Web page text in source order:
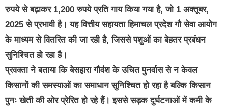
रुपये से बढ़ाकर 1,200 रुपये प्रति गाय किया गया है, जो 1 अक्तूबर,
2025 से प्रभावी है। यह वित्तीय सहायता हिमाचल प्रदेश गौ सेवा आयोग
के माध्यम से वितरित की जा रही है, जिससे पशुओं का बेहतर प्रबंधन
सुनिश्चित हो रहा है।
प्रवक्ता ने बताया कि बेसहारा गौवंश के उचित पुनर्वास से न केवल
किसानों की समस्याओं का समाधान सुनिश्चित हो रहा है बल्कि किसान
पुनः खेती की ओर प्रेरित हो रहे हैं। इससे सड़क दुर्घटनाओं में कमी के